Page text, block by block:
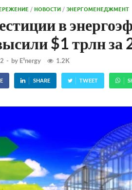
/НОВОСТИ /ЭНЕРГОМЕНЕДЖМЕНТ
в
$1 трлн за
- by E²nergy 1.2K
SHARE TWEET